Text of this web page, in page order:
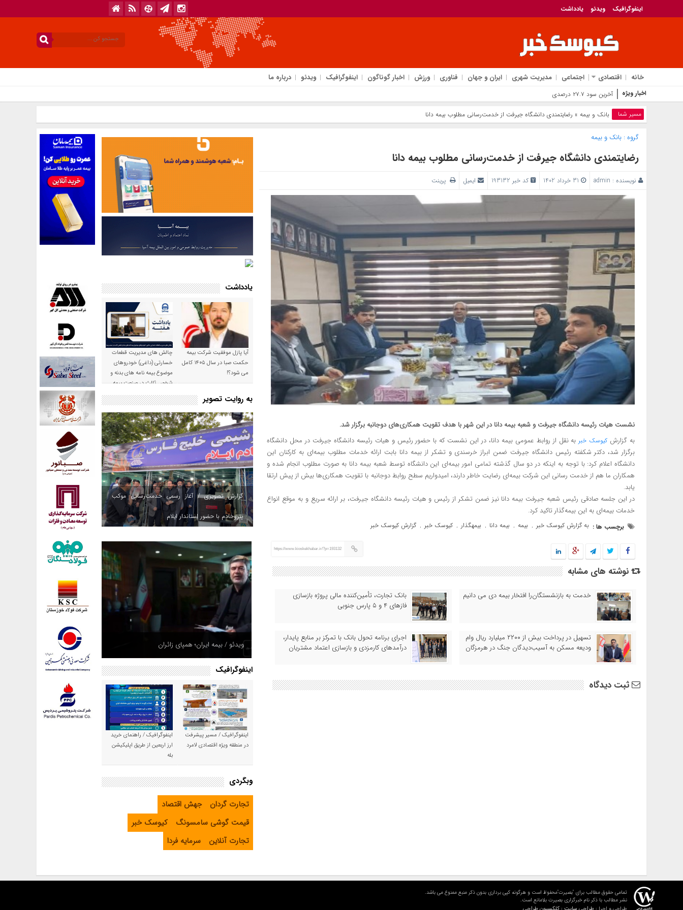
اینفوگرافیک ویدئو یادداشت
خانه اقتصادی اجتماعی مدیریت شهری ایران و جهان فناوری ورزش اخبار گوناگون اینفوگرافیک ویدئو درباره ما
اخبار ویژه آخرین سود ۲۷.۷ درصدی «اندوخته توسعه صا
مسیر شما بانک‌ و بیمه » رضایتمندی دانشگاه جیرفت از خدمت‌رسانی مطلوب بیمه دانا
گروه :بانک‌ و بیمه
رضایتمندی دانشگاه جیرفت از خدمت‌رسانی مطلوب بیمه دانا
نویسنده : admin کد خبر 193132 ایمیل پرینت
نشست هیات رئیسه دانشگاه جیرفت و شعبه بیمه دانا در این شهر با هدف تقویت همکاری‌های دوجانبه برگزار شد.
به گزارش کیوسک خبر به نقل از روابط عمومی بیمه دانا، در این نشست که با حضور رئیس و هیات رئیسه دانشگاه جیرفت در محل دانشگاه
برگزار شد، دکتر شکفته رئیس دانشگاه جیرفت ضمن ابراز خرسندی و تشکر از بیمه دانا بابت ارائه خدمات مطلوب بیمه‌ای به کارکنان این
دانشگاه اعلام کرد: با توجه به اینکه در دو سال گذشته تمامی امور بیمه‌ای این دانشگاه توسط شعبه بیمه دانا به صورت مطلوب انجام شده و
همکاران ما هم از خدمت رسانی این شرکت بیمه‌ای رضایت خاطر دارند، امیدواریم سطح روابط دوجانبه با تقویت همکاری‌ها بیش از پیش ارتقا
یابد.
در این جلسه صادقی رئیس شعبه جیرفت بیمه دانا نیز ضمن تشکر از رئیس و هیات رئیسه دانشگاه جیرفت، بر ارائه سریع و به موقع انواع
خدمات بیمه‌ای به این بیمه‌گذار تاکید کرد.
برچسب ها : به گزارش کیوسک خبر , بیمه , بیمه دانا , بیمهگذار , کیوسک خبر , گزارش کیوسک خبر
https://www.kioskekhabar.ir/?p=193132
نوشته های مشابه
خدمت به بازنشستگان‌را افتخار بیمه دی می دانیم
بانک تجارت، تأمین‌کننده مالی پروژه بازسازی
فازهای ۴ و ۵ پارس جنوبی
تسهیل در پرداخت بیش از ۲۲۰۰ میلیارد ریال وام
ودیعه مسکن به آسیب‌دیدگان جنگ در هرمزگان
اجرای برنامه تحول بانک با تمرکز بر منابع پایدار،
درآمدهای کارمزدی و بازسازی اعتماد مشتریان
ثبت دیدگاه
یادداشت
آیا پازل موفقیت شرکت بیمه
حکمت صبا در سال ۱۴۰۵ کامل
می شود؟!
چالش های مدیریت قطعات
خسارتی (داغی) خودروهای
موضوع بیمه نامه های بدنه و
شخص ثالث در صنعت بیمه
به روایت تصویر
گزارش تصویری / آغاز رسمی خدمت‌رسانی موکب
پتروخادم با حضور استاندار ایلام
ویدئو / بیمه ایران؛ همپای زائران
اینفوگرافیک
اینفوگرافیک / مسیر پیشرفت
در منطقه ویژه اقتصادی لامرد
اینفوگرافیک / راهنمای خرید
ارز اربعین از طریق اپلیکیشن
بله
وبگردی
تجارت گردان
جهش اقتصاد
قیمت گوشی سامسونگ
کیوسک خبر
تجارت آنلاین
سرمایه فردا
تمامی حقوق مطالب برای "بصیرت"محفوظ است و هرگونه کپی برداری بدون ذکر منبع ممنوع می باشد.
نشر مطالب با ذکر نام خبرگزاری بصیرت بلامانع است.